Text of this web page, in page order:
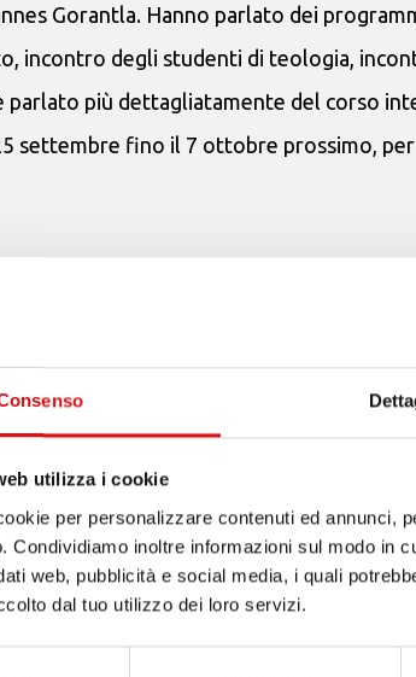
utilizza i cookie
per personalizzare contenuti ed annunci,
Condividiamo inoltre informazioni sul modo in
web, pubblicità e social media, i quali
dal tuo utilizzo dei loro servizi.
Gorantla. Hanno parlato dei
incontro degli studenti di teologia,
parlato più dettagliatamente del corso
settembre fino il 7 ottobre prossimo,